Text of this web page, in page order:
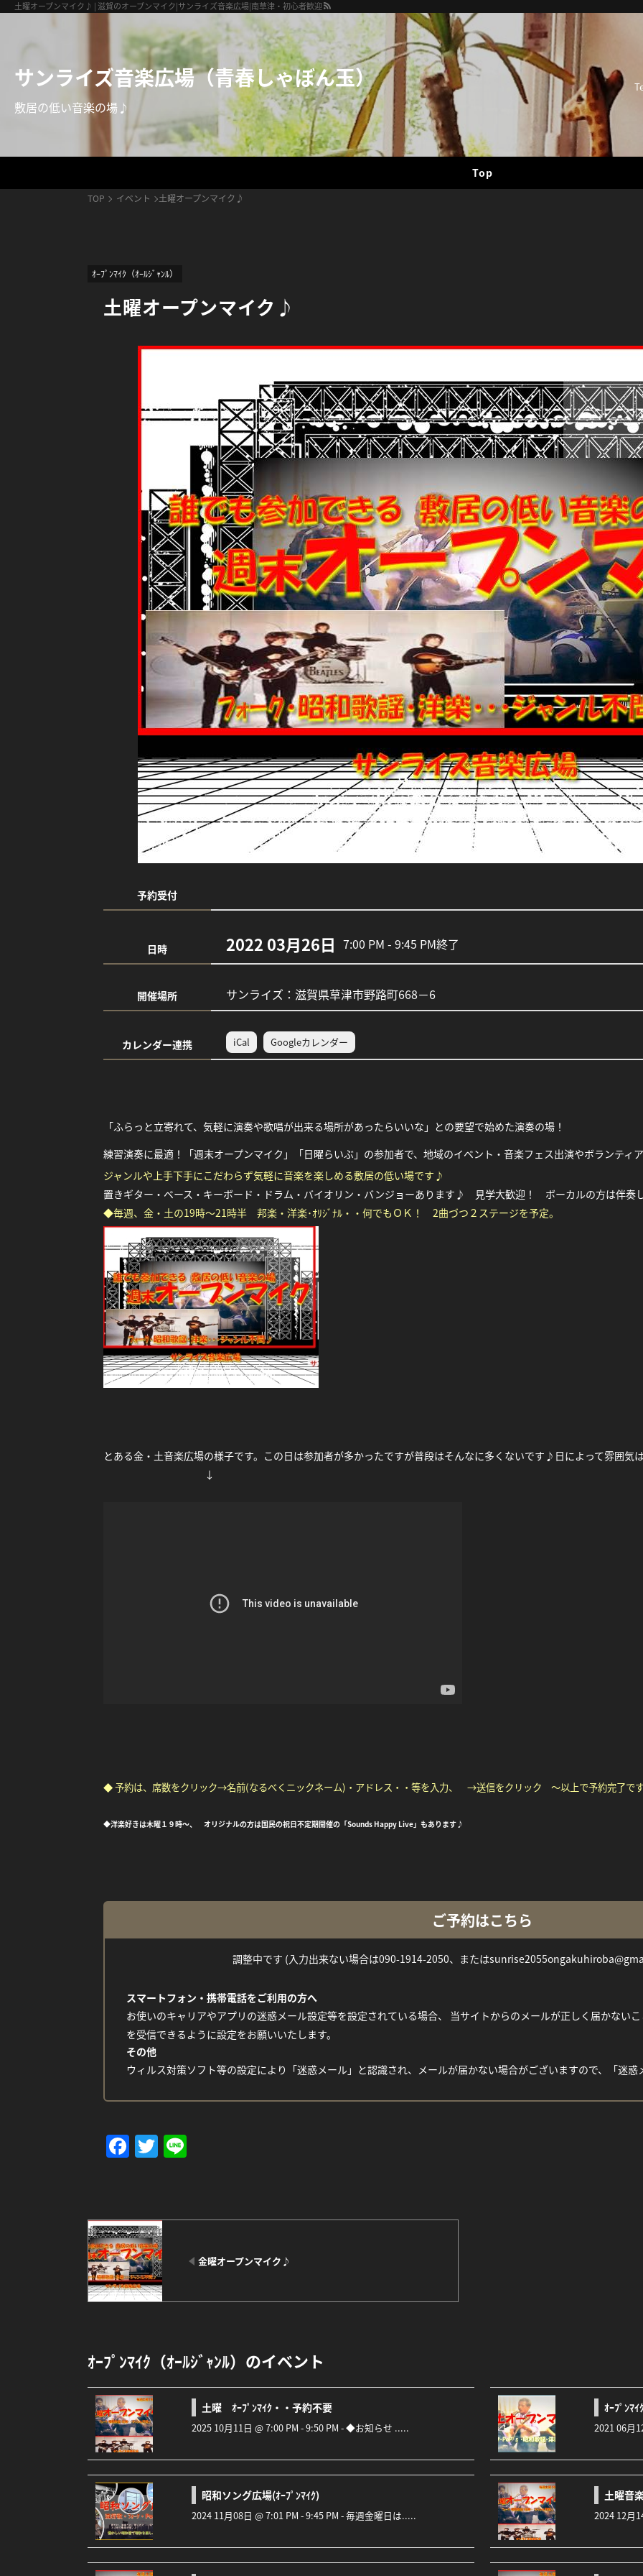
土曜オープンマイク♪ | 滋賀のオープンマイク|サンライズ音楽広場|南草津・初心者歓迎
サンライズ音楽広場（青春しゃぼん玉）
敷居の低い音楽の場♪
Top
TOP イベント 土曜オープンマイク♪
ｵｰﾌﾟﾝﾏｲｸ（ｵｰﾙｼﾞｬﾝﾙ）
土曜オープンマイク♪
予約受付
日時 2022 03月26日 7:00 PM - 9:45 PM終了
開催場所 サンライズ：滋賀県草津市野路町668－6
カレンダー連携 iCal Googleカレンダー
「ふらっと立寄れて、気軽に演奏や歌唱が出来る場所があったらいいな」との要望で始めた演奏の場！
練習演奏に最適！「週末オープンマイク」「日曜らいぶ」の参加者で、地域のイベント・音楽フェス出演やボランティ
ジャンルや上手下手にこだわらず気軽に音楽を楽しめる敷居の低い場です♪
置きギター・ベース・キーボード・ドラム・バイオリン・バンジョーあります♪
見学大歓迎！ ボーカルの方は伴奏
◆毎週、金・土の19時～21時半 邦楽・洋楽･ｵﾘｼﾞﾅﾙ・・何でもＯＫ！ 2曲づつ２ステージを予定。
とある金・土音楽広場の様子です。この日は参加者が多かったですが普段はそんなに多くないです♪日によって雰囲気
↓
◆ 予約は、席数をクリック→名前(なるべくニックネーム)・アドレス・・等を入力、 →送信をクリック ～以上で予約完了です
◆洋楽好きは木曜１９時～、 オリジナルの方は国民の祝日不定期開催の「Sounds Happy Live」もあります♪
ご予約はこちら
調整中です (入力出来ない場合は090-1914-2050、または
スマートフォン・携帯電話をご利用の方へ
お使いのキャリアやアプリの迷惑メール設定等を設定されている場合、 当サイトからのメールが正しく届かない
を受信できるように設定をお願いいたします。
その他
ウィルス対策ソフト等の設定により「迷惑メール」と認識され、メールが届かない場合がございますので、「迷惑
Facebook
Twitter
金曜オープンマイク♪
ｵｰﾌﾟﾝﾏｲｸ（ｵｰﾙｼﾞｬﾝﾙ）のイベント
土曜 ｵｰﾌﾟﾝﾏｲｸ・・予約不要
2025 10月11日 @ 7:00 PM - 9:50 PM - ◆お知らせ .....
ｵｰﾌﾟﾝﾏ
2021 06月
昭和ソング広場(ｵｰﾌﾟﾝﾏｲｸ)
2024 11月08日 @ 7:01 PM - 9:45 PM - 毎週金曜日は.....
土曜音
2024 12月